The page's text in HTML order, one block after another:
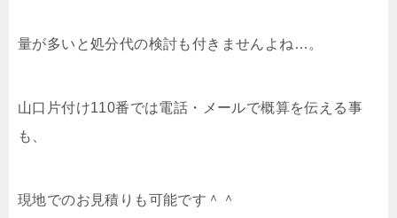
量が多いと処分代の検討も付きませんよね…。
山口片付け110番では電話・メールで概算を伝える事
も、
現地でのお見積りも可能です＾＾